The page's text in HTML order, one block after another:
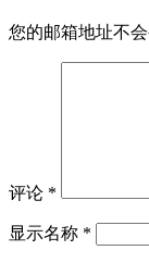
您的邮箱地址不会
评论 *
显示名称 *